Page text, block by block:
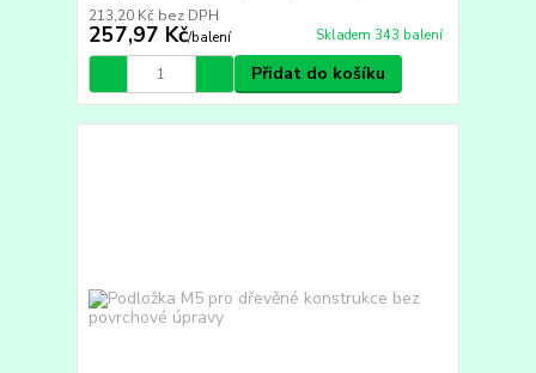
257,97 Kč/balení
213,20 Kč bez DPH
Skladem 343 balení
Přidat do košíku